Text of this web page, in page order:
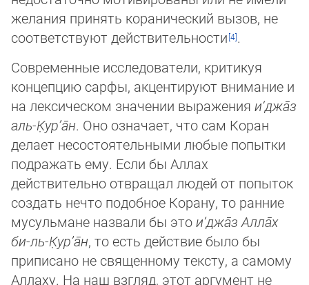
желания принять кора­ни­чес­кий вызов, не
соответствуют действительности
.
Современные исследователи, критикуя
концепцию сарфы, акцентируют внимание и
на лексическом значении выражения и‘джа̄з
аль-К̣ур’а̄н. Оно означает, что сам Коран
делает несостоятельными любые попытки
подражать ему. Если бы Аллах
действительно отвращал людей от попыток
создать нечто подобное Корану, то ранние
мусульмане назвали бы этои‘джа̄з Алла̄х
би-ль-К̣ур’а̄н, то есть действие было бы
приписано не священному тексту, а самому
Аллаху. На наш взгляд, этот ар­гу­мент не